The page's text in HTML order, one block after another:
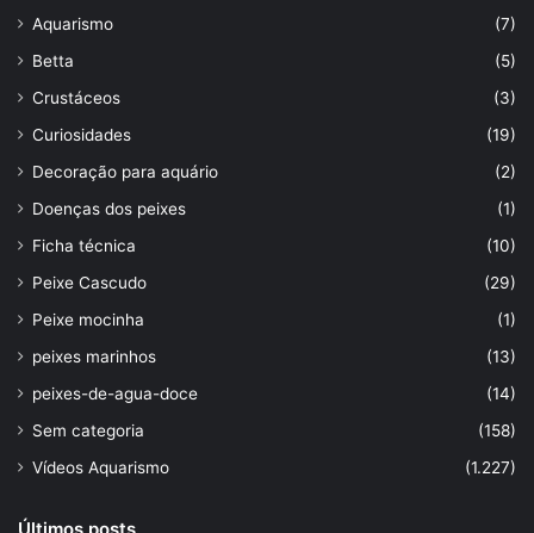
Aquarismo
(7)
Betta
(5)
Crustáceos
(3)
Curiosidades
(19)
Decoração para aquário
(2)
Doenças dos peixes
(1)
Ficha técnica
(10)
Peixe Cascudo
(29)
Peixe mocinha
(1)
peixes marinhos
(13)
peixes-de-agua-doce
(14)
Sem categoria
(158)
Vídeos Aquarismo
(1.227)